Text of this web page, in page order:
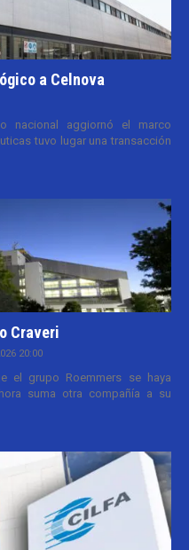
a Celnova
nacional aggiornó el marco
tuvo lugar una transacción
Craveri
20:00
el grupo Roemmers se haya
suma otra compañía a su